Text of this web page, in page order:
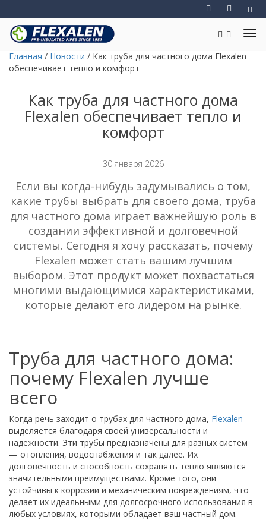
Главная / Новости / Как труба для частного дома Flexalen
обеспечивает тепло и комфорт
Как труба для частного дома
Flexalen обеспечивает тепло и
комфорт
30 января 2026
Если вы когда-нибудь задумывались о том,
какие трубы выбрать для своего дома, труба
для частного дома играет важнейшую роль в
создании эффективной и долговечной
системы. Сегодня я хочу рассказать, почему
Flexalen может стать вашим лучшим
выбором. Этот продукт может похвастаться
многими выдающимися характеристиками,
которые делают его лидером на рынке.
Труба для частного дома:
почему Flexalen лучше
всего
Когда речь заходит о трубах для частного дома, Flexalen
выделяется благодаря своей универсальности и
надежности. Эти трубы предназначены для разных систем
— отопления, водоснабжения и так далее. Их
долговечность и способность сохранять тепло являются
значительными преимуществами. Кроме того, они
устойчивы к коррозии и механическим повреждениям, что
делает их идеальными для долгосрочного использования в
любых условиях, которыми обладает ваш частный дом.